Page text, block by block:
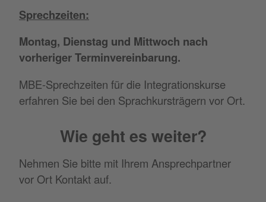
Sprechzeiten:
Montag, Dienstag und Mittwoch nach
vorheriger Terminvereinbarung.
MBE-Sprechzeiten für die Integrationskurse
erfahren Sie bei den Sprachkursträgern vor Ort.
Wie geht es weiter?
Nehmen Sie bitte mit Ihrem Ansprechpartner
vor Ort Kontakt auf.